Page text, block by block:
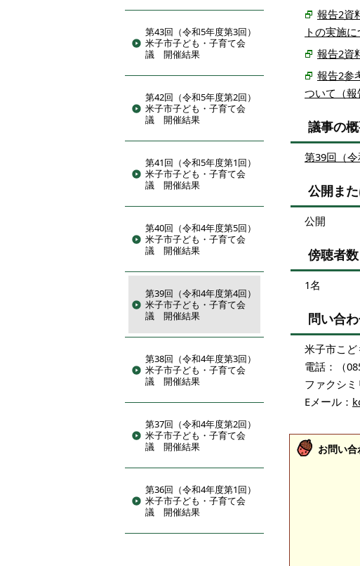
第43回（令和5年度第3回）
米子市子ども・子育て会
議 開催結果
第42回（令和5年度第2回）
米子市子ども・子育て会
議 開催結果
第41回（令和5年度第1回）
米子市子ども・子育て会
議 開催結果
第40回（令和4年度第5回）
米子市子ども・子育て会
議 開催結果
第39回（令和4年度第4回）
米子市子ども・子育て会
議 開催結果
第38回（令和4年度第3回）
米子市子ども・子育て会
議 開催結果
第37回（令和4年度第2回）
米子市子ども・子育て会
議 開催結果
第36回（令和4年度第1回）
米子市子ども・子育て会
議 開催結果
報告2資
トの実施
報告2資
報告2参
ついて（報
議事の
第39回（
公開ま
公開
傍聴者数
1名
問い合
米子市こ
電話：（
ファクシ
Eメール：
お問い